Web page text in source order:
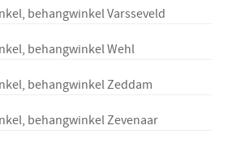
behangwinkel Varsseveld
behangwinkel Wehl
behangwinkel Zeddam
behangwinkel Zevenaar